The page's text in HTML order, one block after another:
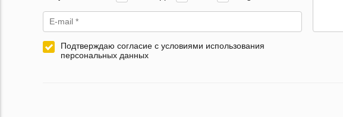
Подтверждаю согласие с условиями использования
персональных данных